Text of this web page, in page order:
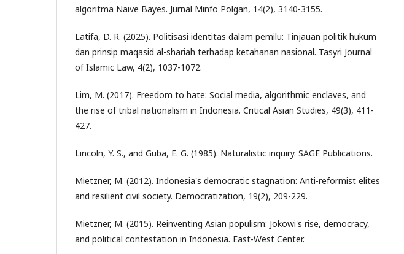
algoritma Naive Bayes. Jurnal Minfo Polgan, 14(2), 3140-3155.
Latifa, D. R. (2025). Politisasi identitas dalam pemilu: Tinjauan politik hukum
dan prinsip maqasid al-shariah terhadap ketahanan nasional. Tasyri Journal
of Islamic Law, 4(2), 1037-1072.
Lim, M. (2017). Freedom to hate: Social media, algorithmic enclaves, and
the rise of tribal nationalism in Indonesia. Critical Asian Studies, 49(3), 411-
427.
Lincoln, Y. S., and Guba, E. G. (1985). Naturalistic inquiry. SAGE Publications.
Mietzner, M. (2012). Indonesia's democratic stagnation: Anti-reformist elites
and resilient civil society. Democratization, 19(2), 209-229.
Mietzner, M. (2015). Reinventing Asian populism: Jokowi's rise, democracy,
and political contestation in Indonesia. East-West Center.